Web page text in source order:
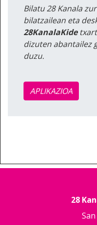
Bilatu 28 Kanala
bilatzailean eta
28KanalaKide
dizuten abantailez
duzu.
APLIKAZIOA
28